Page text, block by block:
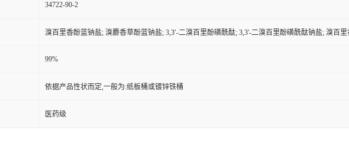
34722-90-2
溴百里香酚蓝钠盐; 溴麝香草酚蓝钠盐; 3,3′-二溴百里酚磺酰酞; 3,3'-二溴百里酚磺酰酞钠盐; 溴百
99%
依据产品性状而定,一般为:纸板桶或镀锌铁桶
医药级